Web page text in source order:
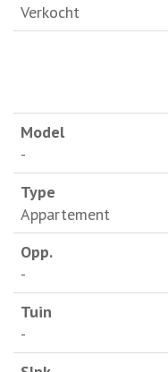
Verkocht
-
Appartement
-
-